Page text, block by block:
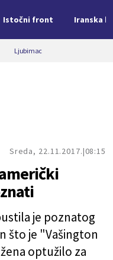
Istočni front Iranska
Ljubimac
Sreda, 22.11.2017. 08:15
je poznatog
što je "Vašington
optužilo za